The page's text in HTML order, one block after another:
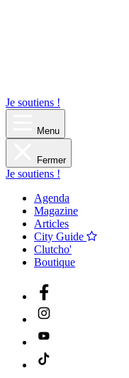
Je soutiens !
Menu
Fermer
Je soutiens !
Agenda
Magazine
Articles
City Guide
Clutcho'
Boutique